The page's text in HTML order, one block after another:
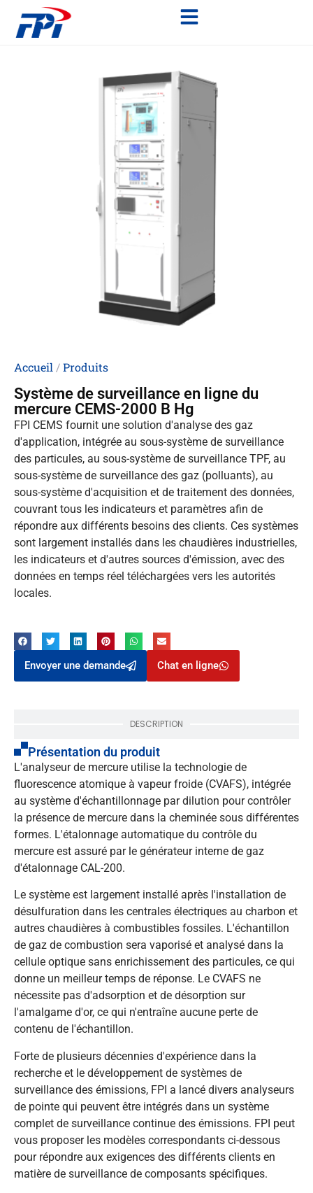
Accueil/Produits
Système de surveillance en ligne du
mercure CEMS-2000 B Hg
FPI CEMS fournit une solution d'analyse des gaz
d'application, intégrée au sous-système de surveillance
des particules, au sous-système de surveillance TPF, au
sous-système de surveillance des gaz (polluants), au
sous-système d'acquisition et de traitement des données,
couvrant tous les indicateurs et paramètres afin de
répondre aux différents besoins des clients. Ces systèmes
sont largement installés dans les chaudières industrielles,
les indicateurs et d'autres sources d'émission, avec des
données en temps réel téléchargées vers les autorités
locales.
Envoyer une demande Chat en ligne
DESCRIPTION
Présentation du produit
L'analyseur de mercure utilise la technologie de
fluorescence atomique à vapeur froide (CVAFS), intégrée
au système d'échantillonnage par dilution pour contrôler
la présence de mercure dans la cheminée sous différentes
formes. L'étalonnage automatique du contrôle du
mercure est assuré par le générateur interne de gaz
d'étalonnage CAL-200.
Le système est largement installé après l'installation de
désulfuration dans les centrales électriques au charbon et
autres chaudières à combustibles fossiles. L'échantillon
de gaz de combustion sera vaporisé et analysé dans la
cellule optique sans enrichissement des particules, ce qui
donne un meilleur temps de réponse. Le CVAFS ne
nécessite pas d'adsorption et de désorption sur
l'amalgame d'or, ce qui n'entraîne aucune perte de
contenu de l'échantillon.
Forte de plusieurs décennies d'expérience dans la
recherche et le développement de systèmes de
surveillance des émissions, FPI a lancé divers analyseurs
de pointe qui peuvent être intégrés dans un système
complet de surveillance continue des émissions. FPI peut
vous proposer les modèles correspondants ci-dessous
pour répondre aux exigences des différents clients en
matière de surveillance de composants spécifiques.